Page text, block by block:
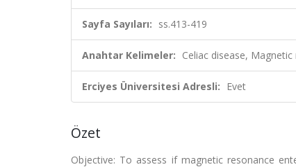
Sayfa Sayıları: ss.413-419
Anahtar Kelimeler: Celiac disease,
Erciyes Üniversitesi Adresli: Evet
Özet
Objective: To assess if magnetic resonance